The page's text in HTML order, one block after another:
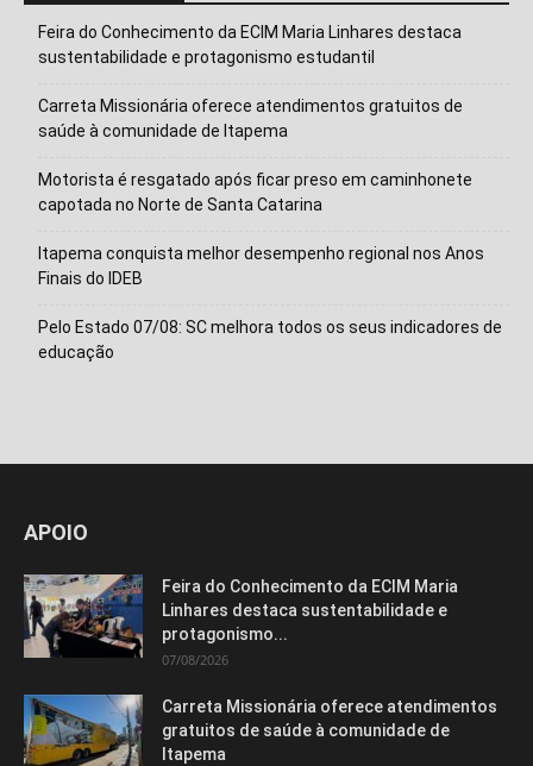
Feira do Conhecimento da ECIM Maria Linhares destaca
sustentabilidade e protagonismo estudantil
Carreta Missionária oferece atendimentos gratuitos de
saúde à comunidade de Itapema
Motorista é resgatado após ficar preso em caminhonete
capotada no Norte de Santa Catarina
Itapema conquista melhor desempenho regional nos Anos
Finais do IDEB
Pelo Estado 07/08: SC melhora todos os seus indicadores de
educação
APOIO
Feira do Conhecimento da ECIM Maria
Linhares destaca sustentabilidade e
protagonismo...
07/08/2026
Carreta Missionária oferece atendimentos
gratuitos de saúde à comunidade de
Itapema